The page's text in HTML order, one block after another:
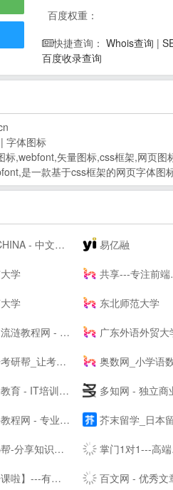
百度权重：
快捷查询： Whois查询 |
百度收录查询
字体图标
标,webfont,矢量图标,css框架,网页图
是一款基于css框架的网页字体图
- 中文开源技术交流社区 易亿融
学 共享---专注前端行业精选-分享最具有价值的内容-鹏仔先生的--
学 东北师范大学
秀的QQ技术网 - 技术资源网 - 分享技术教程QQ资源网 广东外语外贸大
研简单不孤单！_考研网（kaoyan.com） 奥数网_小学语数英、家庭教育专业网
训/UI设计/运营/影视特效培训机构 多知网 - 独立商业视角 新锐教育
- 专业的网络资源分享基地 芥末留学_日本留学_韩国留学_英澳留学_值得信赖的在线留学申请
享知识，共创价值！ 掌门1对1---高端中小学在线教育辅导品牌-名校精英在线教学-掌门一对一-掌门优课升级版
】---有用，有趣，有成长！ 百文网 - 优秀文章分享